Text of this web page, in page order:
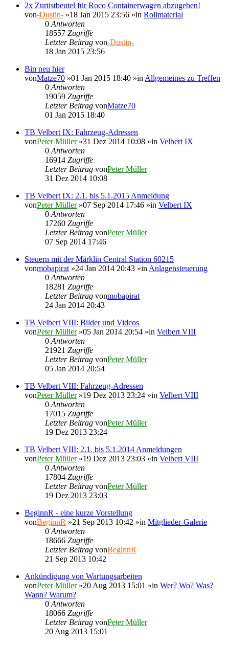
2x Zurüstbeutel für Roco Containerwagen abzugeben!
von-Dustin- »18 Jan 2015 23:56 »in Rollmaterial
0 Antworten
18557 Zugriffe
Letzter Beitrag von-Dustin-
18 Jan 2015 23:56
Bin neu hier
vonMatze70 »01 Jan 2015 18:40 »in Allgemeines zu Treffen
0 Antworten
19059 Zugriffe
Letzter Beitrag vonMatze70
01 Jan 2015 18:40
TB Velbert IX: Fahrzeug-Adressen
vonPeter Müller»31 Dez 2014 10:08 »in Velbert IX
0 Antworten
16914 Zugriffe
Letzter Beitrag vonPeter Müller
31 Dez 2014 10:08
TB Velbert IX: 2.1. bis 5.1.2015 Anmeldung
vonPeter Müller»07 Sep 2014 17:46 »in Velbert IX
0 Antworten
17260 Zugriffe
Letzter Beitrag vonPeter Müller
07 Sep 2014 17:46
Steuern mit der Märklin Central Station 60215
vonmobapirat »24 Jan 2014 20:43 »in Anlagensteuerung
0 Antworten
18281 Zugriffe
Letzter Beitrag vonmobapirat
24 Jan 2014 20:43
TB Velbert VIII: Bilder und Videos
vonPeter Müller»05 Jan 2014 20:54 »in Velbert VIII
0 Antworten
21921 Zugriffe
Letzter Beitrag vonPeter Müller
05 Jan 2014 20:54
TB Velbert VIII: Fahrzeug-Adressen
vonPeter Müller»19 Dez 2013 23:24 »in Velbert VIII
0 Antworten
17015 Zugriffe
Letzter Beitrag vonPeter Müller
19 Dez 2013 23:24
TB Velbert VIII: 2.1. bis 5.1.2014 Anmeldungen
vonPeter Müller»19 Dez 2013 23:03 »in Velbert VIII
0 Antworten
17804 Zugriffe
Letzter Beitrag vonPeter Müller
19 Dez 2013 23:03
BeginnR - eine kurze Vorstellung
vonBeginnR »21 Sep 2013 10:42 »in Mitglieder-Galerie
0 Antworten
18666 Zugriffe
Letzter Beitrag vonBeginnR
21 Sep 2013 10:42
Ankündigung von Wartungsarbeiten
vonPeter Müller»20 Aug 2013 15:01 »in Wer? Wo? Was?
Wann? Warum?
0 Antworten
18066 Zugriffe
Letzter Beitrag vonPeter Müller
20 Aug 2013 15:01